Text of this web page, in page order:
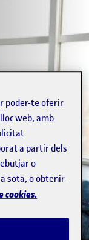
poder-te oferir
web, amb
a partir dels
o
sota, o obtenir-
cookies.